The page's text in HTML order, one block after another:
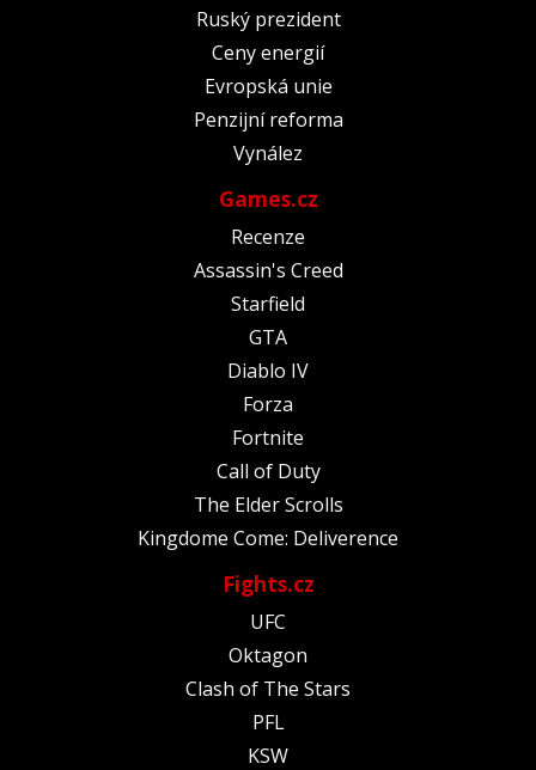
Ruský prezident
Ceny energií
Evropská unie
Penzijní reforma
Vynález
Games.cz
Recenze
Assassin's Creed
Starfield
GTA
Diablo IV
Forza
Fortnite
Call of Duty
The Elder Scrolls
Kingdome Come: Deliverence
Fights.cz
UFC
Oktagon
Clash of The Stars
PFL
KSW